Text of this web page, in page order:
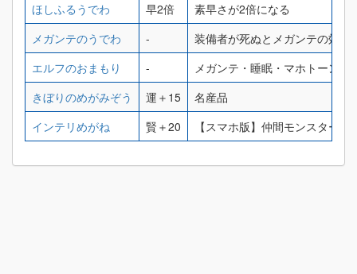
ほしふるうでわ
早2倍
素早さが2倍になる
メガンテのうでわ
-
装備者が死ぬとメガンテの効果
エルフのおまもり
-
メガンテ・睡眠・マホトーン
きぼりのめがみぞう
運＋15
名産品
インテリめがね
賢＋20 【スマホ版】仲間モンスター